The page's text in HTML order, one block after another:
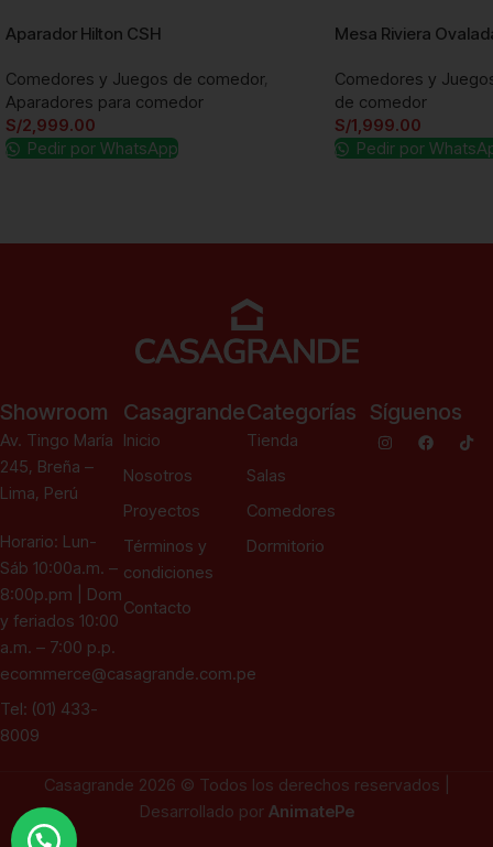
Aparador Hilton CSH
Comedores y Juegos de comedor,
Aparadores para comedor
S/2,999.00
Pedir por WhatsApp
Mesa Riviera
Comedores y
de comedor
S/1,999.00
Pedir por
Showroom
Av. Tingo María
245, Breña –
Lima, Perú
Horario: Lun-
Sáb 10:00a.m. –
8:00p.pm | Dom
y feriados 10:00
a.m. – 7:00 p.p.
ecommerce@casagrande.com.pe
Tel: (01) 433-
8009
Casagrande
Inicio
Nosotros
Proyectos
Términos y
condiciones
Contacto
Categorías
Tienda
Salas
Comedores
Dormitorio
Síguenos
Casagrande 2026 © Todos los derechos reservados |
Desarrollado por AnimatePe